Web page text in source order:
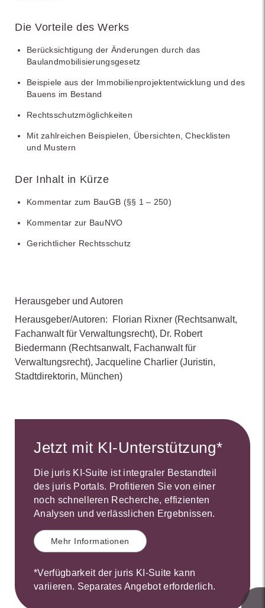
Die Vorteile des Werks
Berücksichtigung der Änderungen durch das
Baulandmobilisierungsgesetz
Beispiele aus der Immobilienprojektentwicklung und des
Bauens im Bestand
Rechtsschutzmöglichkeiten
Mit zahlreichen Beispielen, Übersichten, Checklisten
und Mustern
Der Inhalt in Kürze
Kommentar zum BauGB (§§ 1 – 250)
Kommentar zur BauNVO
Gerichtlicher Rechtsschutz
Herausgeber und Autoren
Herausgeber/Autoren:
Florian Rixner (Rechtsanwalt,
Fachanwalt für Verwaltungsrecht), Dr. Robert
Biedermann (Rechtsanwalt, Fachanwalt für
Verwaltungsrecht), Jacqueline Charlier (Juristin,
Stadtdirektorin, München)
Jetzt mit KI-Unterstützung*
Die juris KI-Suite ist integraler Bestandteil
des juris Portals. Profitieren Sie von einer
noch schnelleren Recherche, effizienten
Analysen und verlässlichen Ergebnissen.
Mehr Informationen
*Verfügbarkeit der juris KI-Suite kann
variieren. Separates Angebot erforderlich.